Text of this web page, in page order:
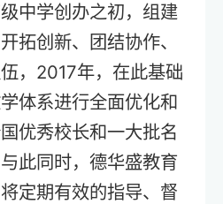
中学创办之初，组建
拓创新、团结协作、
，2017年，在此基础
体系进行全面优化和
优秀校长和一大批名
此同时，德华盛教育
定期有效的指导、督